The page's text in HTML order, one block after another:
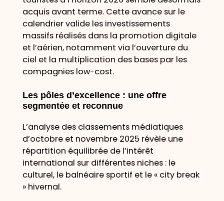
acquis avant terme. Cette avance sur le
calendrier valide les investissements
massifs réalisés dans la promotion digitale
et l’aérien, notamment via l’ouverture du
ciel et la multiplication des bases par les
compagnies low-cost.
Les pôles d’excellence : une offre
segmentée et reconnue
L’analyse des classements médiatiques
d’octobre et novembre 2025 révèle une
répartition équilibrée de l’intérêt
international sur différentes niches : le
culturel, le balnéaire sportif et le « city break
» hivernal.